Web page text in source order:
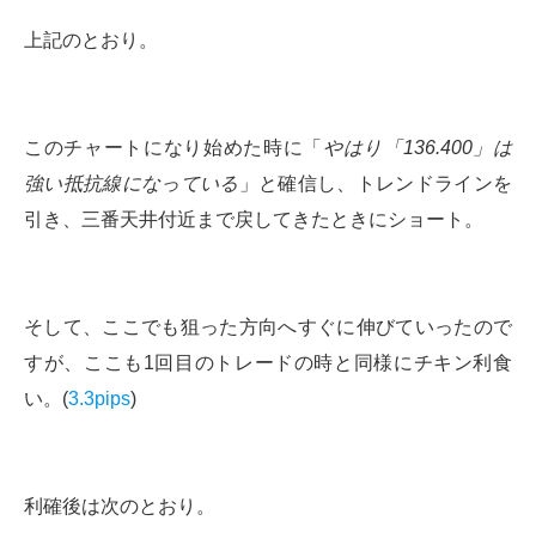
上記のとおり。
このチャートになり始めた時に「 やはり「136.400」は
強い抵抗線になっている 」と確信し、トレンドラインを
引き、三番天井付近まで戻してきたときにショート。
そして、ここでも狙った方向へすぐに伸びていったので
すが、ここも1回目のトレードの時と同様にチキン利食
い。(3.3pips)
利確後は次のとおり。